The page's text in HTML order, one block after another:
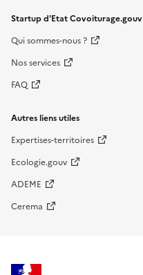
Startup d'Etat Covoiturage.gouv
Qui sommes-nous ?
Nos services
FAQ
Autres liens utiles
Expertises-territoires
Ecologie.gouv
ADEME
Cerema